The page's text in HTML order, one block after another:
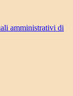
amministrativi di